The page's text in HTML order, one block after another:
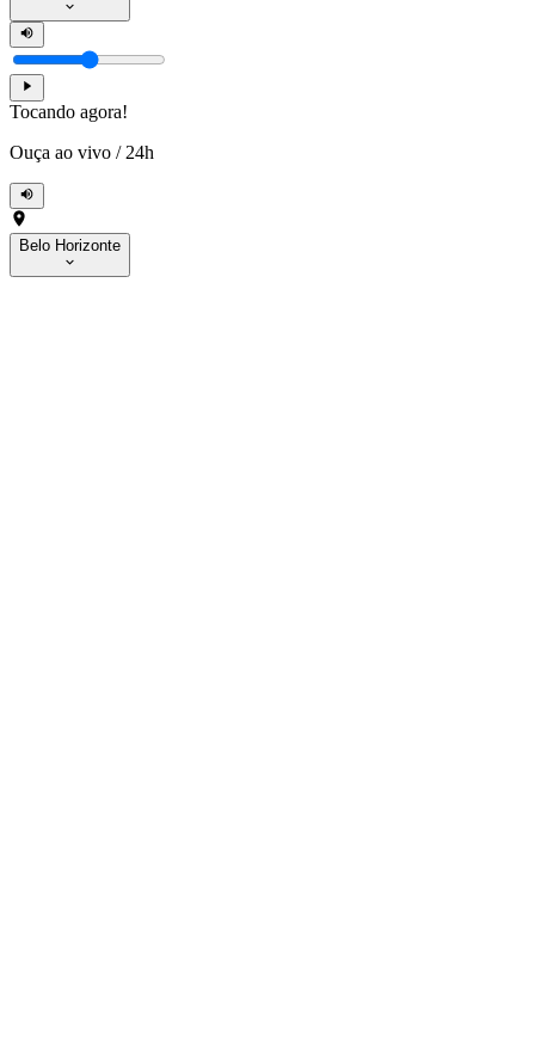
Tocando agora!
Ouça ao vivo / 24h
Belo Horizonte